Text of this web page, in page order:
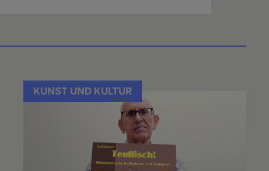
KUNST UND KULTUR